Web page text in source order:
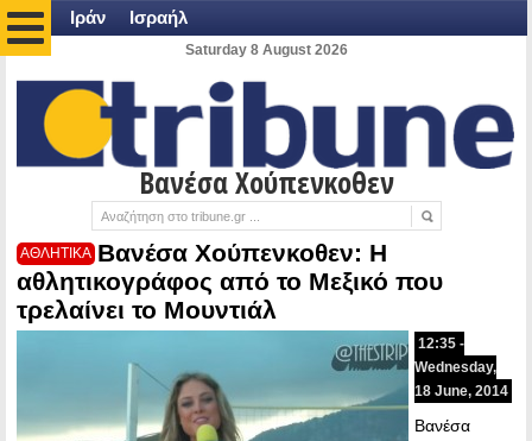
Ιράν Ισραήλ
Saturday 8 August 2026
Βανέσα Χούπενκοθεν
ΑΘΛΗΤΙΚΑ Βανέσα Χούπενκοθεν: Η
αθλητικογράφος από το Μεξικό που
τρελαίνει το Μουντιάλ
12:35 -
Wednesday,
18 June, 2014
Βανέσα